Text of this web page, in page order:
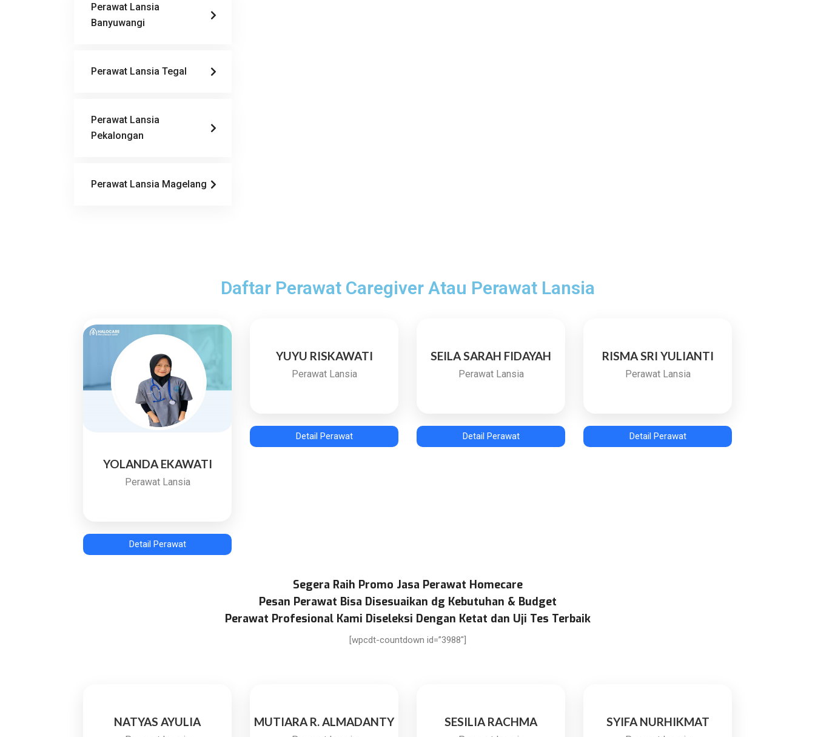
Perawat Lansia
Banyuwangi
Perawat Lansia Tegal
Perawat Lansia
Pekalongan
Perawat Lansia Magelang
Daftar Perawat Caregiver Atau Perawat Lansia
YOLANDA EKAWATI
Perawat Lansia
Detail Perawat
YUYU RISKAWATI
Perawat Lansia
Detail Perawat
SEILA SARAH FIDAYAH
Perawat Lansia
Detail Perawat
RISMA SRI YULIANTI
Perawat Lansia
Detail Perawat
Segera Raih Promo Jasa Perawat Homecare
Pesan Perawat Bisa Disesuaikan dg Kebutuhan & Budget
Perawat Profesional Kami Diseleksi Dengan Ketat dan Uji Tes Terbaik
[wpcdt-countdown id=”3988″]
NATYAS AYULIA MUTIARA R. ALMADANTY SESILIA RACHMA SYIFA NURHIKMAT